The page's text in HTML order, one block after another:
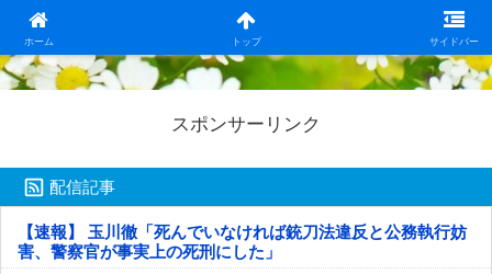
ホーム トップ サイドバー
日本第一！ニュース録
スポンサーリンク
配信記事
【速報】 玉川徹「死んでいなければ銃刀法違反と公務執行妨
害、警察官が事実上の死刑にした」